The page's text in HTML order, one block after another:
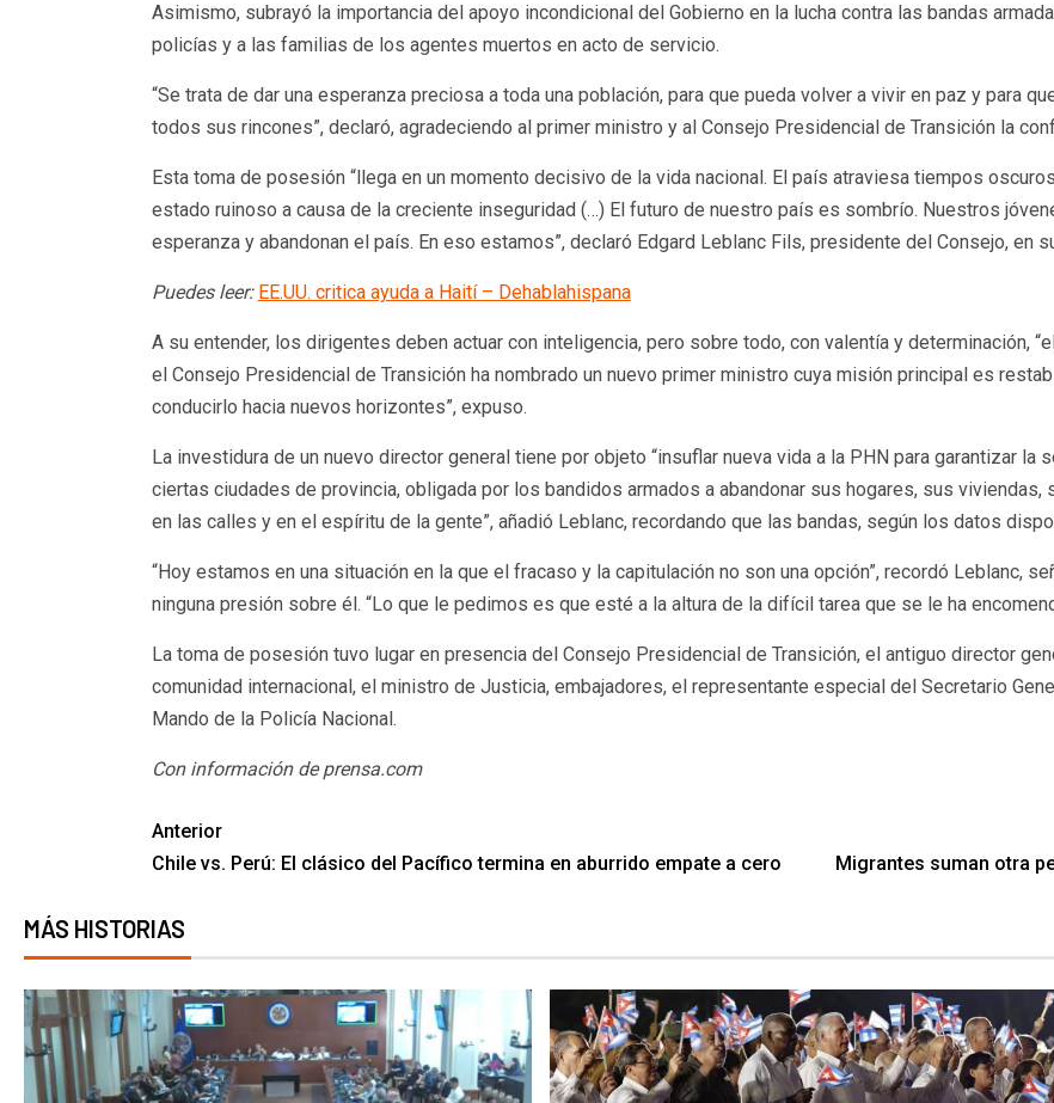
Asimismo, subrayó la importancia del apoyo incondicional del Gobierno en la lucha contra las bandas
policías y a las familias de los agentes muertos en acto de servicio.
“Se trata de dar una esperanza preciosa a toda una población, para que pueda volver a vivir en paz y para
todos sus rincones”, declaró, agradeciendo al primer ministro y al Consejo Presidencial de Transición la
Esta toma de posesión “llega en un momento decisivo de la vida nacional. El país atraviesa tiempos
estado ruinoso a causa de la creciente inseguridad (…) El futuro de nuestro país es sombrío. Nuestros
esperanza y abandonan el país. En eso estamos”, declaró Edgard Leblanc Fils, presidente del Consejo, en
Puedes leer: EE.UU. critica ayuda a Haití – Dehablahispana
A su entender, los dirigentes deben actuar con inteligencia, pero sobre todo, con valentía y determinación,
el Consejo Presidencial de Transición ha nombrado un nuevo primer ministro cuya misión principal es
conducirlo hacia nuevos horizontes”, expuso.
La investidura de un nuevo director general tiene por objeto “insuflar nueva vida a la PHN para garantizar la
ciertas ciudades de provincia, obligada por los bandidos armados a abandonar sus hogares, sus
en las calles y en el espíritu de la gente”, añadió Leblanc, recordando que las bandas, según los datos
“Hoy estamos en una situación en la que el fracaso y la capitulación no son una opción”, recordó Leblanc,
ninguna presión sobre él. “Lo que le pedimos es que esté a la altura de la difícil tarea que se le ha
La toma de posesión tuvo lugar en presencia del Consejo Presidencial de Transición, el antiguo director
comunidad internacional, el ministro de Justicia, embajadores, el representante especial del Secretario
Mando de la Policía Nacional.
Con información de prensa.com
Anterior
Chile vs. Perú: El clásico del Pacífico termina en aburrido empate a cero
Migrantes suman otra
MÁS HISTORIAS